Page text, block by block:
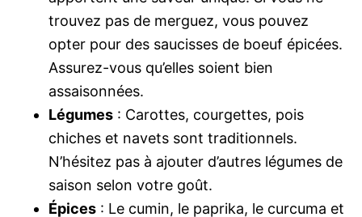
trouvez pas de merguez, vous pouvez
opter pour des saucisses de boeuf épicées.
Assurez-vous qu’elles soient bien
assaisonnées.
Légumes : Carottes, courgettes, pois
chiches et navets sont traditionnels.
N’hésitez pas à ajouter d’autres légumes de
saison selon votre goût.
Épices : Le cumin, le paprika, le curcuma et